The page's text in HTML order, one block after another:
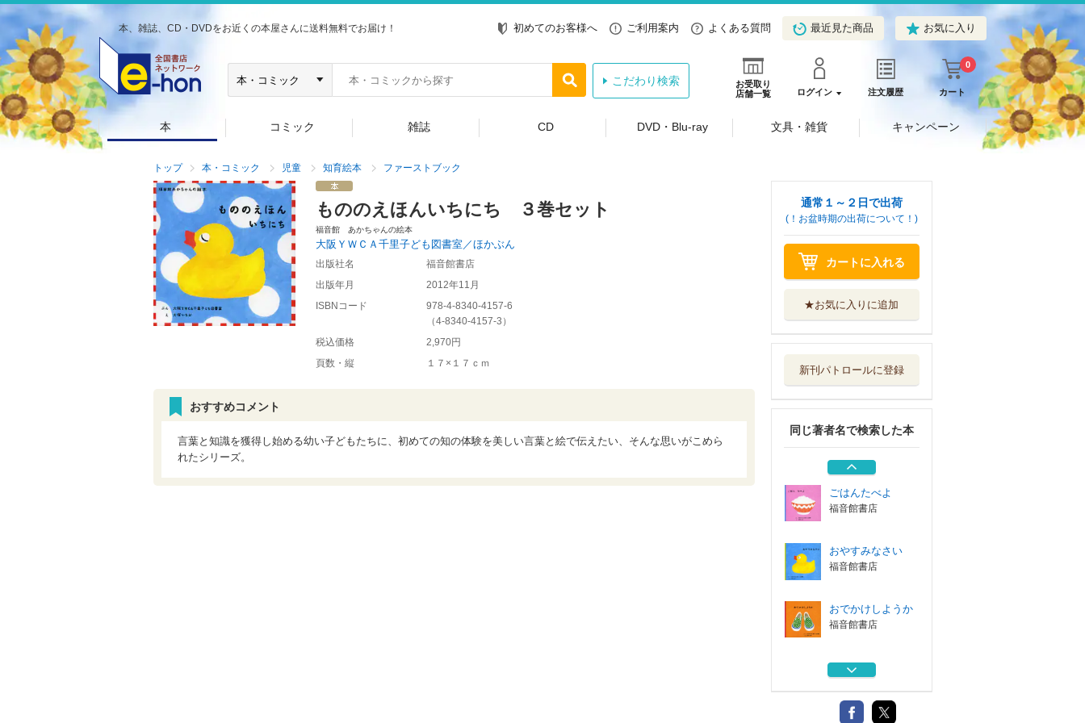
本、雑誌、CD・DVDをお近くの本屋さんに送料無料でお届け！ 初めてのお客様へ ご利用案内 よくある質問 最近見た商品 お気に入り
お受取り
店舗一覧
ログイン 注文履歴 カート
0
こだわり検索
本 コミック 雑誌 CD DVD・Blu-ray 文具・雑貨 キャンペーン
トップ 本・コミック 児童 知育絵本 ファーストブック
もののえほんいちにち ３巻セット
福音館 あかちゃんの絵本
大阪ＹＷＣＡ千里子ども図書室／ほかぶん
出版社名
福音館書店
出版年月
2012年11月
ISBNコード
978-4-8340-4157-6
（4-8340-4157-3 ）
税込価格
2,970円
頁数・縦
１７×１７ｃｍ
おすすめコメント
言葉と知識を獲得し始める幼い子どもたちに、初めての知の体験を美しい言葉と絵で伝えたい、そんな思いがこめら
れたシリーズ。
通常１～２日で出荷
(！お盆時期の出荷について！)
カートに入れる
★お気に入りに追加
新刊パトロールに登録
同じ著者名で検索した本
おやすみなさい
福音館書店
おでかけしようか
いちじくにんじん
福音館書店
ごはんたべよ
福音館書店
おやすみなさい
福音館書店
おでかけしようか
福音館書店
いちじくにんじん